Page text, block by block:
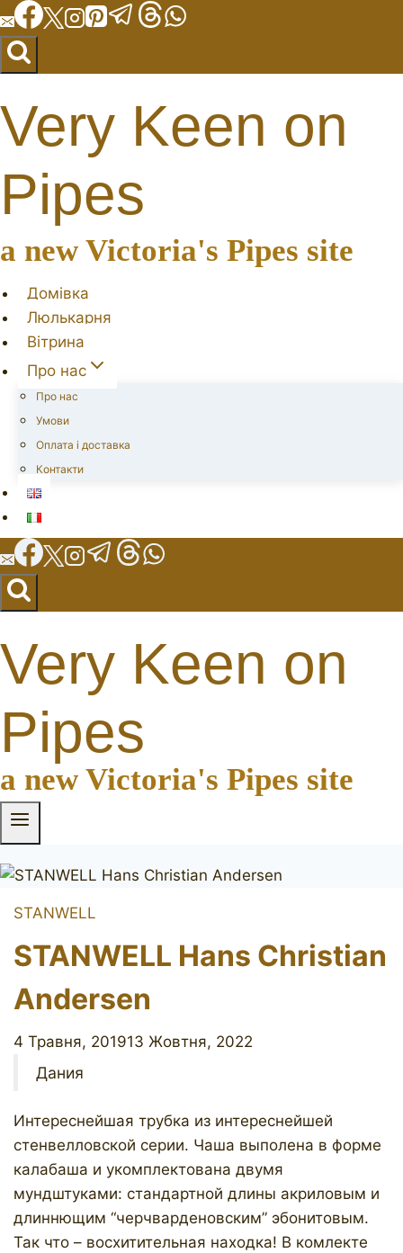
Перейти
до
вмісту
Very Keen on
Pipes
a new Victoria's Pipes site
Домівка
Люлькарня
Вітрина
Про нас
Про нас
Умови
Оплата і доставка
Контакти
Very Keen on
Pipes
a new Victoria's Pipes site
STANWELL
STANWELL Hans Christian
Andersen
4 Травня, 201913 Жовтня, 2022
Дания
Интереснейшая трубка из интереснейшей
стенвелловской серии. Чаша выполена в форме
калабаша и укомплектована двумя
мундштуками: стандартной длины акриловым и
длиннющим “черчварденовским” эбонитовым.
Так что – восхитительная находка! В комлекте